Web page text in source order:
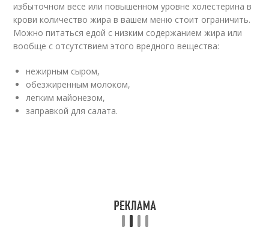
избыточном весе или повышенном уровне холестерина в
крови количество жира в вашем меню стоит ограничить.
Можно питаться едой с низким содержанием жира или
вообще с отсутствием этого вредного вещества:
нежирным сыром,
обезжиренным молоком,
легким майонезом,
заправкой для салата.